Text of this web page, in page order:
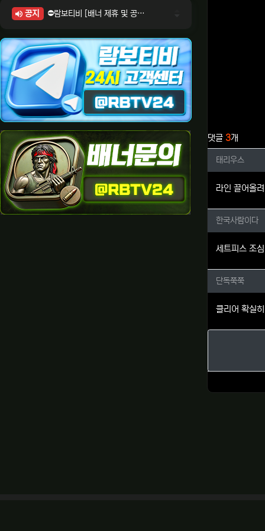
댓글 3개
태리우
태리우스
라인 끌어올려
한국사
한국사람이다
세트피스 조심
단독쭉
단독쭉쭉
클리어 확실히
공지
⛔람보티비 [배너 제휴 및 공식 입점 문의 안내]
⛔람보티비 [정회원 등급UP! 안내사항]
⛔람보티비 [채팅방 이용시 주의사항]
⛔람보티비 [공식보증업체 안내]